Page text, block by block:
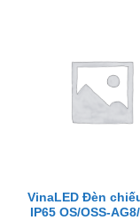
VinaLED Đèn
IP65 OS/OSS-